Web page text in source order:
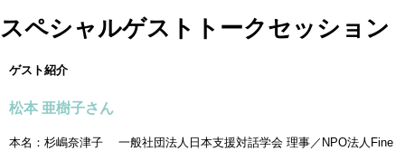
スペシャルゲストトークセッション
ゲスト紹介
松本 亜樹子さん
本名：杉嶋奈津子 一般社団法人日本支援対話学会 理事／NPO法人Fine